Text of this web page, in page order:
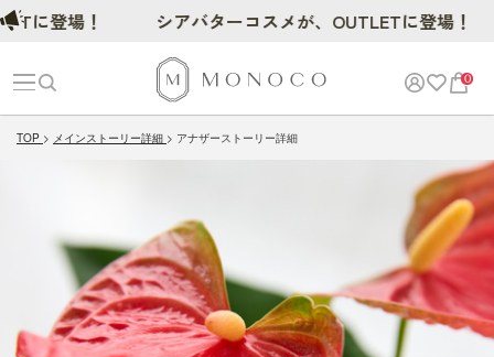
0
TOP メインストーリー詳細 アナザーストーリー詳細
場！ シアバターコスメが、OUTLETに登場！